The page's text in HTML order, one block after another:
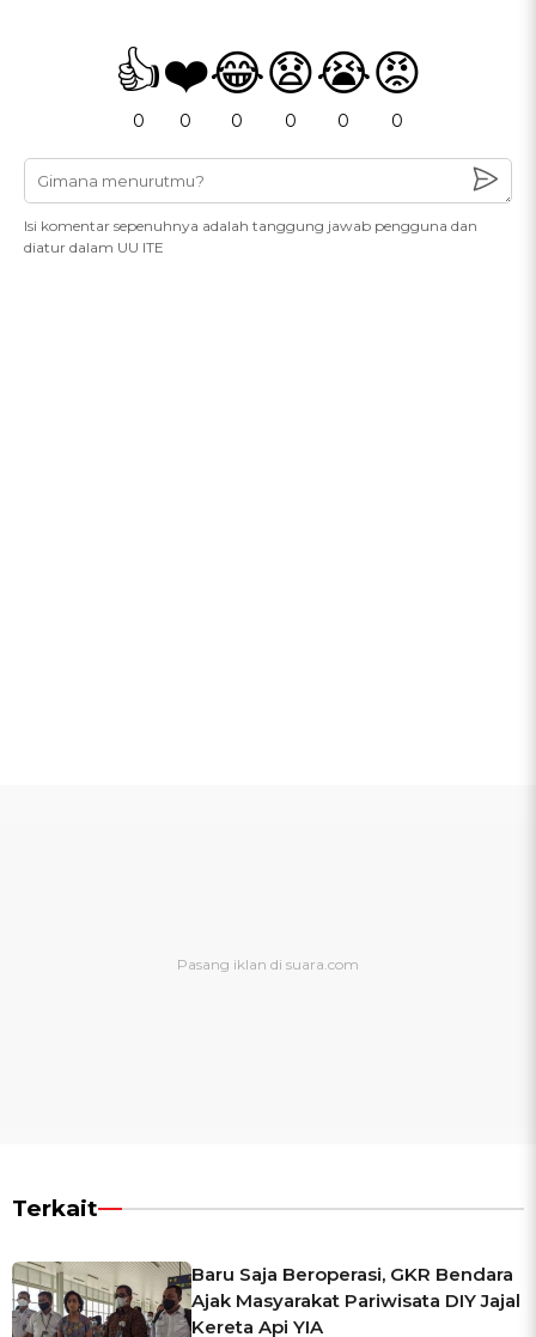
👍
0
❤️
0
😂
0
😧
0
😭
0
😡
0
Isi komentar sepenuhnya adalah tanggung jawab pengguna dan
diatur dalam UU ITE
Terkait
Baru Saja Beroperasi, GKR Bendara
Ajak Masyarakat Pariwisata DIY Jajal
Kereta Api YIA